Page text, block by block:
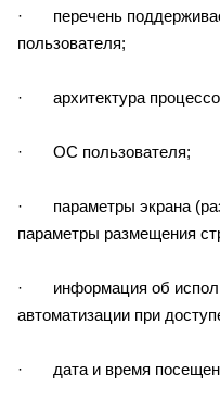
· перечень
пользователя;
· архитектура
· ОС пользователя;
· параметры экрана
параметры размещения
· информация об
автоматизации при
· дата и время